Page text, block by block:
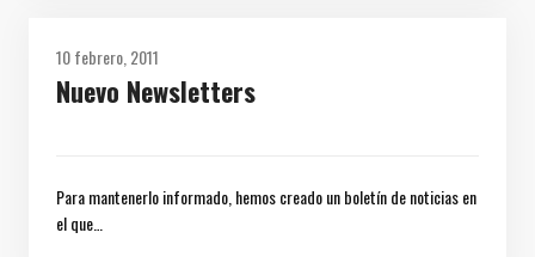
10 febrero, 2011
Nuevo Newsletters
Para mantenerlo informado, hemos creado un boletín de noticias en
el que…